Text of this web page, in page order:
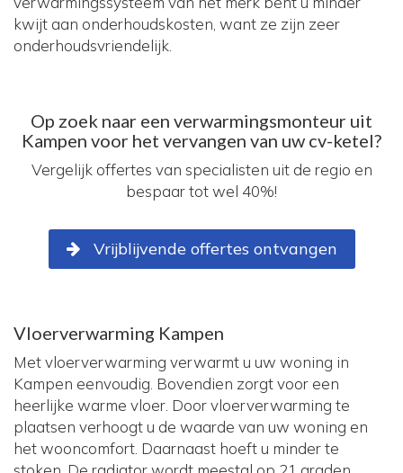
kwijt aan onderhoudskosten, want ze zijn zeer
onderhoudsvriendelijk.
Op zoek naar een verwarmingsmonteur uit
Kampen voor het vervangen van uw cv-ketel?
Vergelijk offertes van specialisten uit de regio en
bespaar tot wel 40%!
Vrijblijvende offertes ontvangen
Vloerverwarming Kampen
Met vloerverwarming verwarmt u uw woning in
Kampen eenvoudig. Bovendien zorgt voor een
heerlijke warme vloer. Door vloerverwarming te
plaatsen verhoogt u de waarde van uw woning en
het wooncomfort. Daarnaast hoeft u minder te